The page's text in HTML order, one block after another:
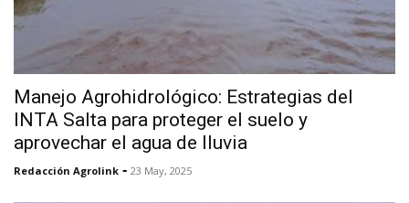
Manejo Agrohidrológico: Estrategias del
INTA Salta para proteger el suelo y
aprovechar el agua de lluvia
Redacción Agrolink - 23 May, 2025